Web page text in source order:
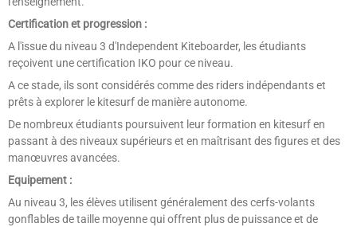
Certification et progression :
A l'issue du niveau 3 d'Independent Kiteboarder, les étudiants
reçoivent une certification IKO pour ce niveau.
A ce stade, ils sont considérés comme des riders indépendants et
prêts à explorer le kitesurf de manière autonome.
De nombreux étudiants poursuivent leur formation en kitesurf en
passant à des niveaux supérieurs et en maîtrisant des figures et des
manœuvres avancées.
Equipement :
Au niveau 3, les élèves utilisent généralement des cerfs-volants
gonflables de taille moyenne qui offrent plus de puissance et de